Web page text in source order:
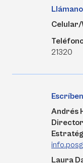
Celular/
21320
Andrés
Laura